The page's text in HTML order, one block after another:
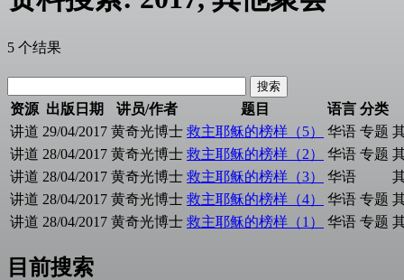
5 个结果
资源 出版日期 讲员/作者 题目 语言 分类
讲道 29/04/2017 黄奇光博士 救主耶稣的榜样（5） 华语 专题
讲道 28/04/2017 黄奇光博士 救主耶稣的榜样（2） 华语 专题
讲道 28/04/2017 黄奇光博士 救主耶稣的榜样（3） 华语
讲道 28/04/2017 黄奇光博士 救主耶稣的榜样（4） 华语 专题
讲道 28/04/2017 黄奇光博士 救主耶稣的榜样（1） 华语 专题
目前搜索